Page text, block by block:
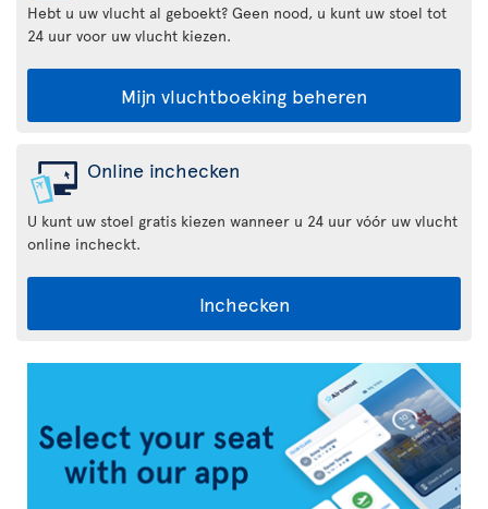
Hebt u uw vlucht al geboekt? Geen nood, u kunt uw stoel tot
24 uur voor uw vlucht kiezen.
Mijn vluchtboeking beheren
Online inchecken
U kunt uw stoel gratis kiezen wanneer u 24 uur vóór uw vlucht
online incheckt.
Inchecken
App